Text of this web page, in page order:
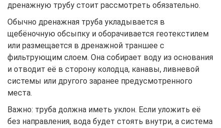
дренажную трубу стоит рассмотреть обязательно.
Обычно дренажная труба укладывается в
щебёночную обсыпку и оборачивается геотекстилем
или размещается в дренажной траншее с
фильтрующим слоем. Она собирает воду из основания
и отводит её в сторону колодца, канавы, ливневой
системы или другого заранее предусмотренного
места.
Важно: труба должна иметь уклон. Если уложить её
без направления, вода будет стоять внутри, а система